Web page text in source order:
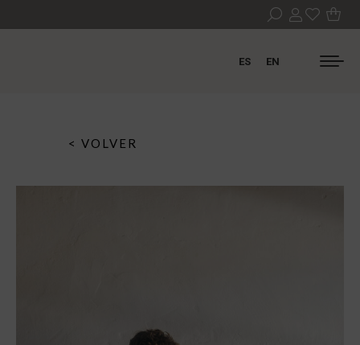
ES EN
< VOLVER